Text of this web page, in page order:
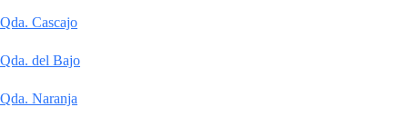
Qda. Cascajo
Qda. del Bajo
Qda. Naranja